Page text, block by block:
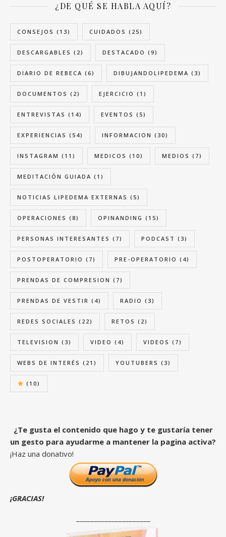
¿DE QUÉ SE HABLA AQUÍ?
CONSEJOS (13) CUIDADOS (25)
DESCARGABLES (2) DESTACADO (9)
DIARIO DE REBECA (6) DIBUJANDOLIPEDEMA (3)
DOCUMENTOS (2) EJERCICIO (1)
ENTREVISTAS (14) EVENTOS (5)
EXPERIENCIAS (54) INFORMACION (30)
INSTAGRAM (11) MEDICOS (10) MEDIOS (7)
MEDITACIÓN GUIADA (1)
NOTICIAS LIPEDEMA EXTERNAS (5)
OPERACIONES (8) OPINANDING (15)
PERSONAS INTERESANTES (7) PODCAST (3)
POSTOPERATORIO (7) PRE-OPERATORIO (4)
PRENDAS DE COMPRESION (7)
PRENDAS DE VESTIR (4) RADIO (3)
REDES SOCIALES (22) RETOS (2)
TELEVISION (3) VIDEO (4) VIDEOS (7)
WEBS DE INTERÉS (21) YOUTUBERS (3)
(10)
¿Te gusta el contenido que hago y te gustaría tener
un gesto para ayudarme a mantener la pagina activa?
¡Haz una donativo!
¡GRACIAS!